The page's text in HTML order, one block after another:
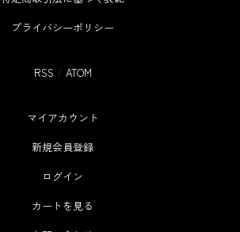
プライバシーポリシー
RSS / ATOM
マイアカウント
新規会員登録
ログイン
カートを見る